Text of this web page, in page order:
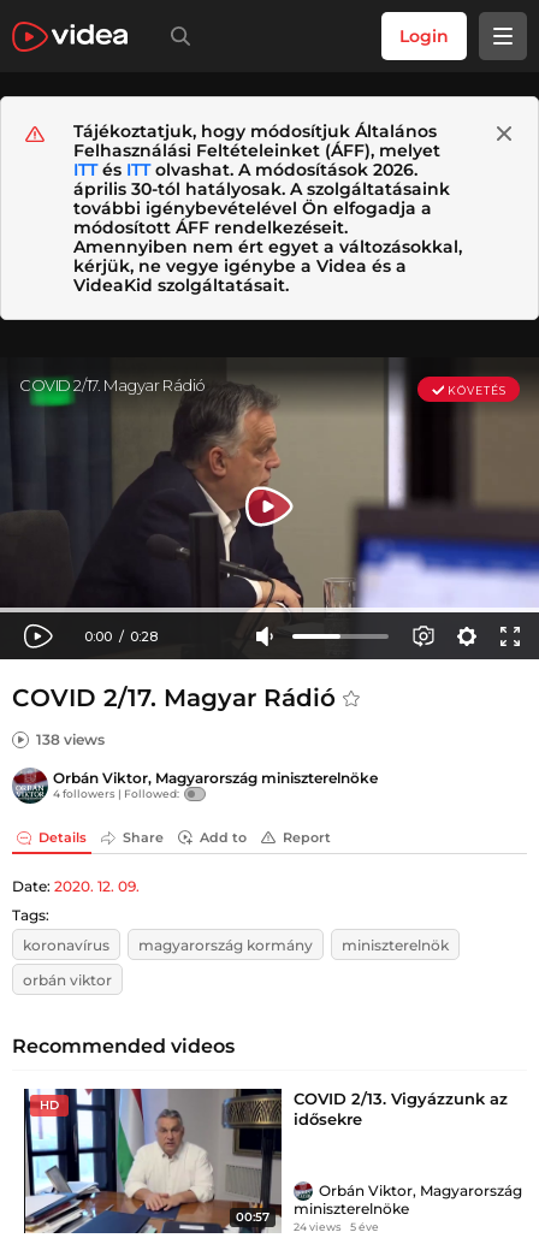
Login
Tájékoztatjuk, hogy módosítjuk Általános
Felhasználási Feltételeinket (ÁFF), melyet
ITTés ITTolvashat. A módosítások 2026.
április 30-tól hatályosak. A szolgáltatásaink
további igénybevételével Ön elfogadja a
módosított ÁFF rendelkezéseit.
Amennyiben nem ért egyet a változásokkal,
kérjük, ne vegye igénybe a Videa és a
VideaKid szolgáltatásait.
COVID 2/17. Magyar Rádió
138 views
Orbán Viktor, Magyarország miniszterelnöke
4 followers | Followed:
Details Share Add to Report
Date: 2020. 12. 09.
Tags:
koronavírus
magyarország kormány
miniszterelnök
orbán viktor
Recommended videos
HD
00:57
COVID 2/13. Vigyázzunk az
idősekre
Orbán Viktor, Magyarország
miniszterelnöke
24 views 5 éve